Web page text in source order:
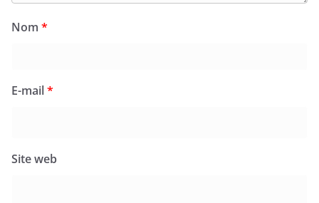
Nom *
E-mail*
Site web